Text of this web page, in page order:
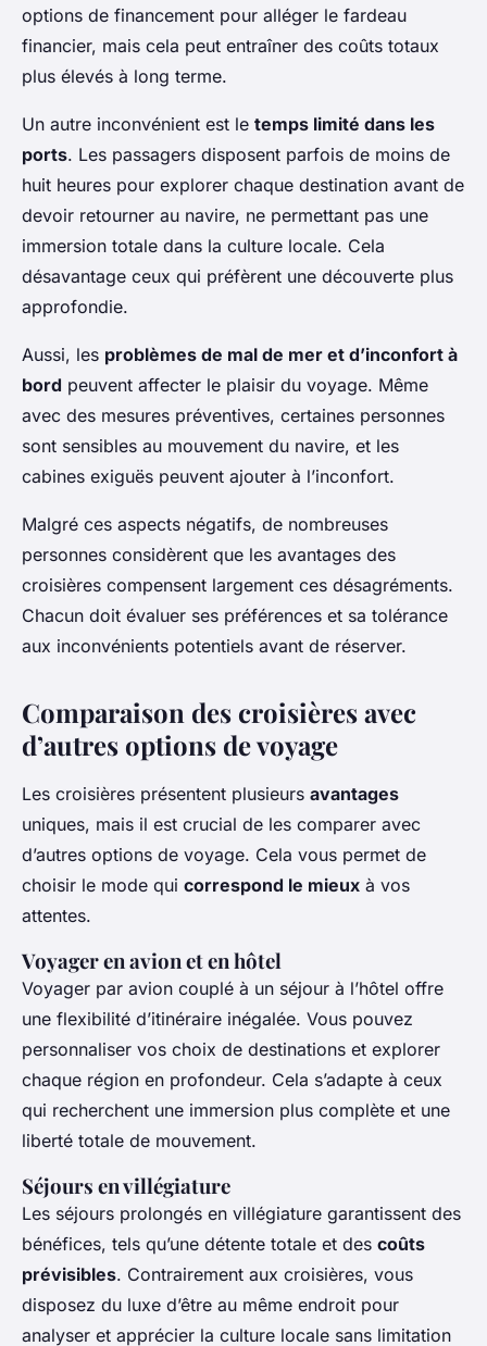
options de financement pour alléger le fardeau
financier, mais cela peut entraîner des coûts totaux
plus élevés à long terme.
Un autre inconvénient est le temps limité dans les
ports. Les passagers disposent parfois de moins de
huit heures pour explorer chaque destination avant de
devoir retourner au navire, ne permettant pas une
immersion totale dans la culture locale. Cela
désavantage ceux qui préfèrent une découverte plus
approfondie.
Aussi, les problèmes de mal de mer et d’inconfort à
bord peuvent affecter le plaisir du voyage. Même
avec des mesures préventives, certaines personnes
sont sensibles au mouvement du navire, et les
cabines exiguës peuvent ajouter à l’inconfort.
Malgré ces aspects négatifs, de nombreuses
personnes considèrent que les avantages des
croisières compensent largement ces désagréments.
Chacun doit évaluer ses préférences et sa tolérance
aux inconvénients potentiels avant de réserver.
Comparaison des croisières avec
d’autres options de voyage
Les croisières présentent plusieurs avantages
uniques, mais il est crucial de les comparer avec
d’autres options de voyage. Cela vous permet de
choisir le mode qui correspond le mieux à vos
attentes.
Voyager en avion et en hôtel
Voyager par avion couplé à un séjour à l’hôtel offre
une flexibilité d’itinéraire inégalée. Vous pouvez
personnaliser vos choix de destinations et explorer
chaque région en profondeur. Cela s’adapte à ceux
qui recherchent une immersion plus complète et une
liberté totale de mouvement.
Séjours en villégiature
Les séjours prolongés en villégiature garantissent des
bénéfices, tels qu’une détente totale et des coûts
prévisibles. Contrairement aux croisières, vous
disposez du luxe d’être au même endroit pour
analyser et apprécier la culture locale sans limitation